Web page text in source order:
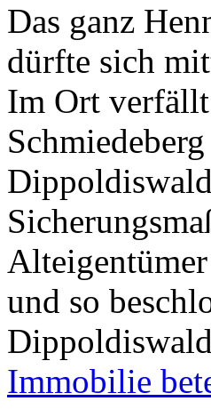
Das ganz
dürfte sich
Im Ort verfällt
und so
Immobilie